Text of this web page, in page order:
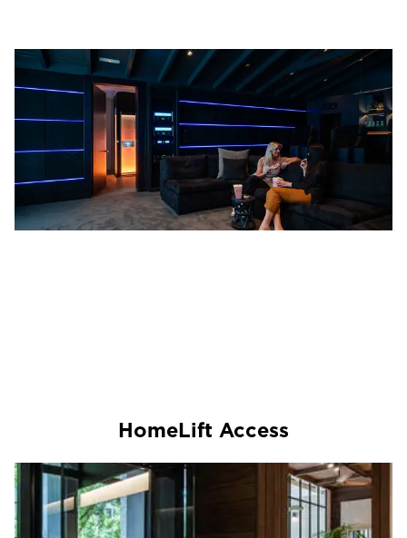
HomeLift Access